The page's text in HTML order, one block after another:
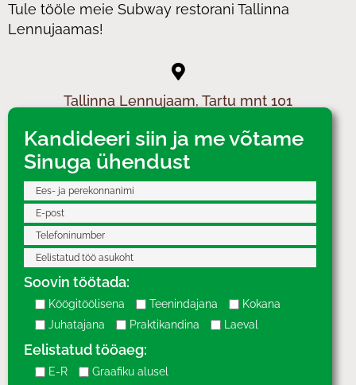
Kandideeri siin ja me võtame
Sinuga ühendust
Soovin töötada:
Köögitöölisena Teenindajana
Kokana
Juhatajana
Praktikandina Laeval
Eelistatud tööaeg:
E-R Graafiku alusel
Tule tööle meie Subway restorani Tallinna
Lennujaamas!
Tallinna Lennujaam, Tartu mnt 101